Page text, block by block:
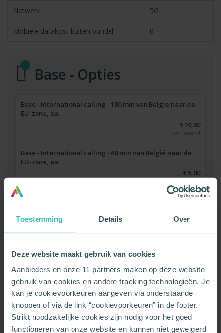
Toestemming Details Over
Deze website maakt gebruik van cookies
Aanbieders en onze 11 partners maken op deze website
gebruik van cookies en andere tracking technologieën. Je
kan je cookievoorkeuren aangeven via onderstaande
knoppen of via de link “cookievoorkeuren” in de footer.
Strikt noodzakelijke cookies zijn nodig voor het goed
functioneren van onze website en kunnen niet geweigerd
Netwerk 5G
Mobiele datakost buiten bundel 0
Base - Opties
Base - International calling - 180 min van België naar de
EU-zone, ea.
€ 10,00
per maand
Base - International calling - 60 min van België naar de
EU-zone, ea.
€ 5,00
Base - International calling - 600 min van België naar de
€ 15,00
VERBERG OPTIES
CONFIGUREER JE PAKKET
CONTACTEER ME